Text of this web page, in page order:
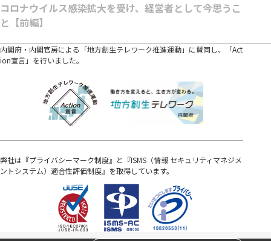
コロナウイルス感染拡大を受け、経営者として今思うこ
と【前編】
内閣府・内閣官房による「地方創生テレワーク推進運動」に賛同し、「Act
ion宣言」を行いました。
弊社は『プライバシーマーク制度』と『ISMS（情報 セキュリティマネジメ
ントシステム）適合性評価制度』を取得しています。